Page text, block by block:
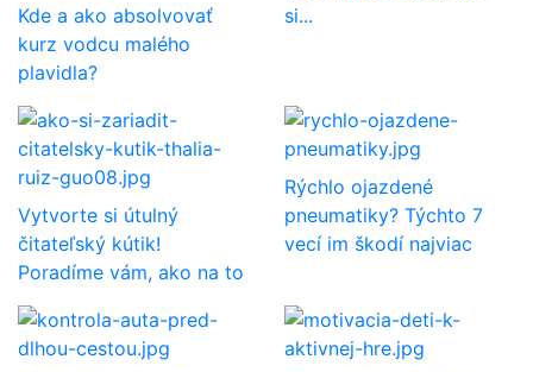
Kde a ako absolvovať
kurz vodcu malého
plavidla?
si...
Vytvorte si útulný
čitateľský kútik!
Poradíme vám, ako na to
Rýchlo ojazdené
pneumatiky? Týchto 7
vecí im škodí najviac